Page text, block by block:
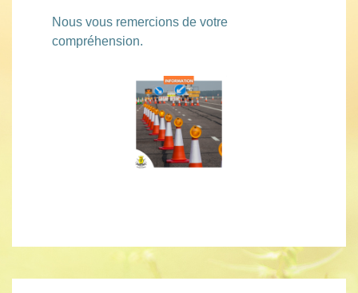
Nous vous remercions de votre
compréhension.